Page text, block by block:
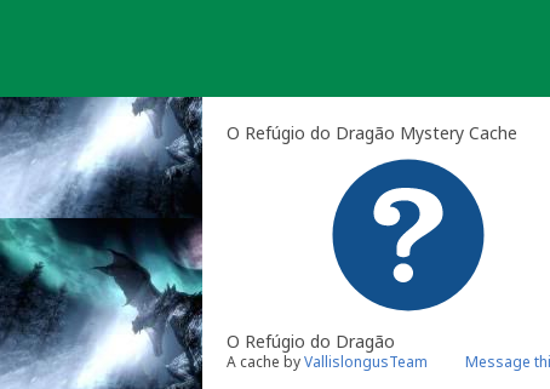
O Refúgio do Dragão Mystery Cache
O Refúgio do Dragão
A cache byVallislongusTeam Message